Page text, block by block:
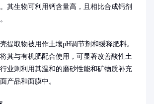
其生物可利用钙含量高，且相比合成钙剂
提取物被用作土壤pH调节剂和缓释肥料。
其与有机肥配合使用，可显著改善酸性土
业则利用其温和的磨砂性能和矿物质补充
产品和面膜中。